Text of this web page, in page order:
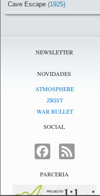
Cave Escape (1925)
NEWSLETTER
NOVIDADES
ATMOSPHERE
ZRIST
WAR BULLET
SOCIAL
FACEBOOK
PARCERIA